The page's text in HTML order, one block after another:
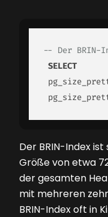
-- Der
SELECT
Der BRIN-Index
Größe von etwa 72
der gesamten
mit mehreren
BRIN-Index oft in